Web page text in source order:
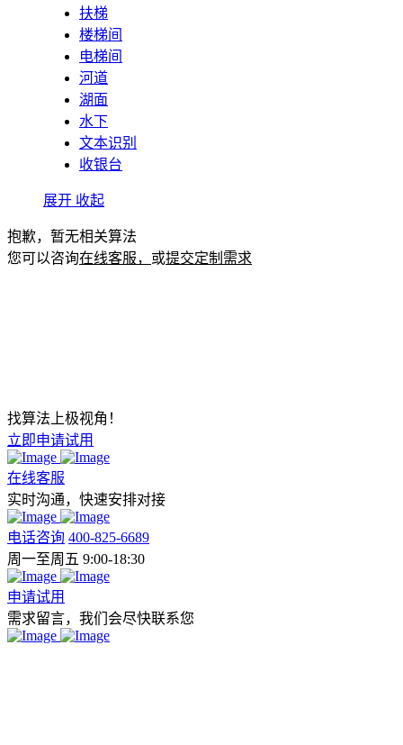
扶梯
楼梯间
电梯间
河道
湖面
水下
文本识别
收银台
展开 收起
抱歉，暂无相关算法
您可以咨询在线客服， 或提交定制需求
找算法上极视角！
立即申请试用
在线客服
实时沟通，快速安排对接
电话咨询 400-825-6689
周一至周五 9:00-18:30
申请试用
需求留言，我们会尽快联系您